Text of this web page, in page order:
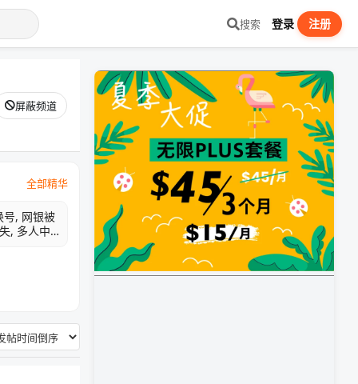
搜索 登录 注册
屏蔽频道
全部精华
号, 网银被
, 多人中